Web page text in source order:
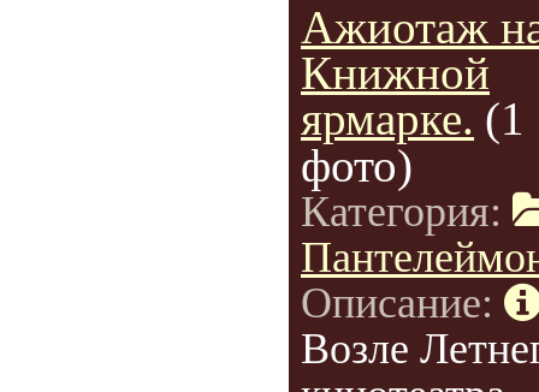
Ажиотаж
Книжной
ярмарке. (1
фото)
Категория:
Описание:
Возле